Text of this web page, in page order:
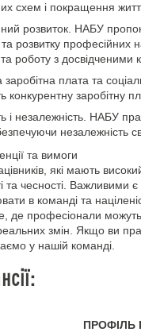
схем і покращення
розвиток. НАБУ
розвитку професійних
роботу з досвідченими
заробітна плата та
конкурентну заробітну
і незалежність. НАБУ
незалежність
та вимоги
які мають
та чесності. Важливими
в команді та
де професіонали можуть
змін. Якщо ви
у нашій команді.
ПРОФІЛЬ